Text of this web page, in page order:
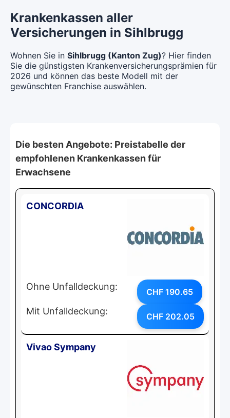
Krankenkassen aller
Versicherungen in Sihlbrugg
Wohnen Sie in Sihlbrugg (Kanton Zug)? Hier finden
Sie die günstigsten Krankenversicherungsprämien für
2026 und können das beste Modell mit der
gewünschten Franchise auswählen.
Die besten Angebote: Preistabelle der
empfohlenen Krankenkassen für
Erwachsene
CONCORDIA
Ohne Unfalldeckung: CHF 190.65
Mit Unfalldeckung: CHF 202.05
Vivao Sympany